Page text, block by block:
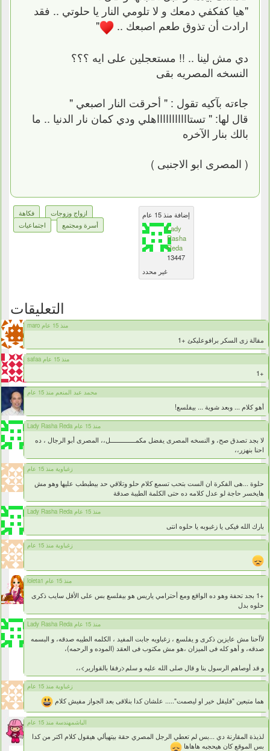
"هيا كفكفي دمعك و لا تلومي النار يا حلوتي .. فقد
ارادت أن تذوق طعم اصبعك ..
"
دي مش لينا .. !! مستعجلين على ايه ؟؟؟
النسخه المصريه بقى
جاءته بآكيه تقول : " أحرقت النار اصبعي "
قال لها: " تستاااااااااااهلي ودي كمان نار الدنيا .. ما
بالك بنار الآخره
( المصرى ابو الاجنبى )
ازواج وزوجات
فكاهة
أسرة ومجتمع
اجتماعيات
إضافة منذ 15 عام
Lady
Rasha
Reda
13447
غير محدد
التعليقات
maro منذ 15 عام
مقالة زى السكر برافوعليكئ +1
safaa منذ 15 عام
+1
محمد عبد المنعم منذ 15 عام
أهو كلام ... وبعد شوية ... بيفلسع!
Lady Rasha Reda منذ 15 عام
لا بجد تصدق صح، و النسخه المصرى يفضل مكمــــــــــــــل،، المصرى أبو الرجال ، ده
احنا بنهزر،،
زغباوية منذ 15 عام
حلوة ...هى الفكرة ان الست بتحب تسمع كلام حلو وتلاقي حد بيطبطب عليها وهو مش
هايخسر حاجة لو عدل كلامه ده حتى الكلمة الطيبة صدقة
Lady Rasha Reda منذ 15 عام
بارك الله فيكى يا زغبوبه يا حلوه انتى
زغباوية منذ 15 عام
loleta1 منذ 15 عام
+1 بجد تحفة وهو ده الواقع ومع أحترامي ياريس هو بيفلسع بس على الأقل سايب ذكرى
حلوه بدل
Lady Rasha Reda منذ 15 عام
لأأحنا مش عايزين ذكرى و يفلسع ، زغباويه جابت المفيد ، الكلمه الطيبه صدقه، و البسمه
صدقه، و أهو كله فى الميزان ،هو مش مكتوب فى العقد (الموده و الرحمه)،
و قد أوصاهم الرسول بنا و قال صلى الله عليه و سلم<رفقا بالقوارير>،،
زغباوية منذ 15 عام
هما متبعين "فليقل خير او ليصمت"..... علشان كدا بنلاقى بعد الجواز مفيش كلام
الباشمهندسة منذ 15 عام
لذيذة المقارنة دي ...بس لم تعطي الرجل المصري حقة بيتهيألي هيقول كلام اكتر من كدا
بس الموقع كان هيحجبه هاهاها